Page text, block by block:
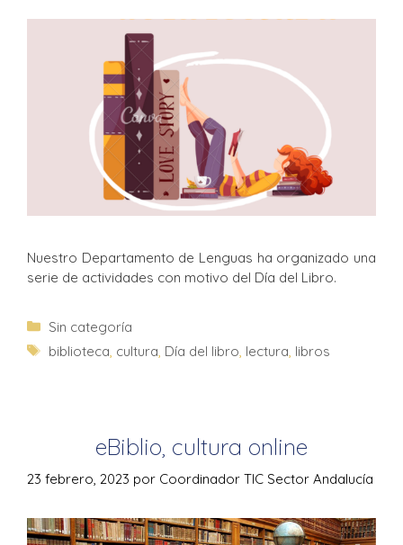
Nuestro Departamento de Lenguas ha organizado una
serie de actividades con motivo del Día del Libro.
Sin categoría
biblioteca cultura Día del libro lectura libros
eBiblio, cultura online
23 febrero, 2023 por Coordinador TIC Sector Andalucía